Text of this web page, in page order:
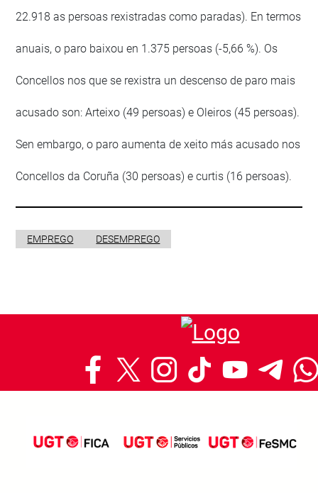
22.918 as persoas rexistradas como paradas). En termos
anuais, o paro baixou en 1.375 persoas (-5,66 %). Os
Concellos nos que se rexistra un descenso de paro mais
acusado son: Arteixo (49 persoas) e Oleiros (45 persoas).
Sen embargo, o paro aumenta de xeito más acusado nos
Concellos da Coruña (30 persoas) e curtis (16 persoas).
EMPREGO DESEMPREGO